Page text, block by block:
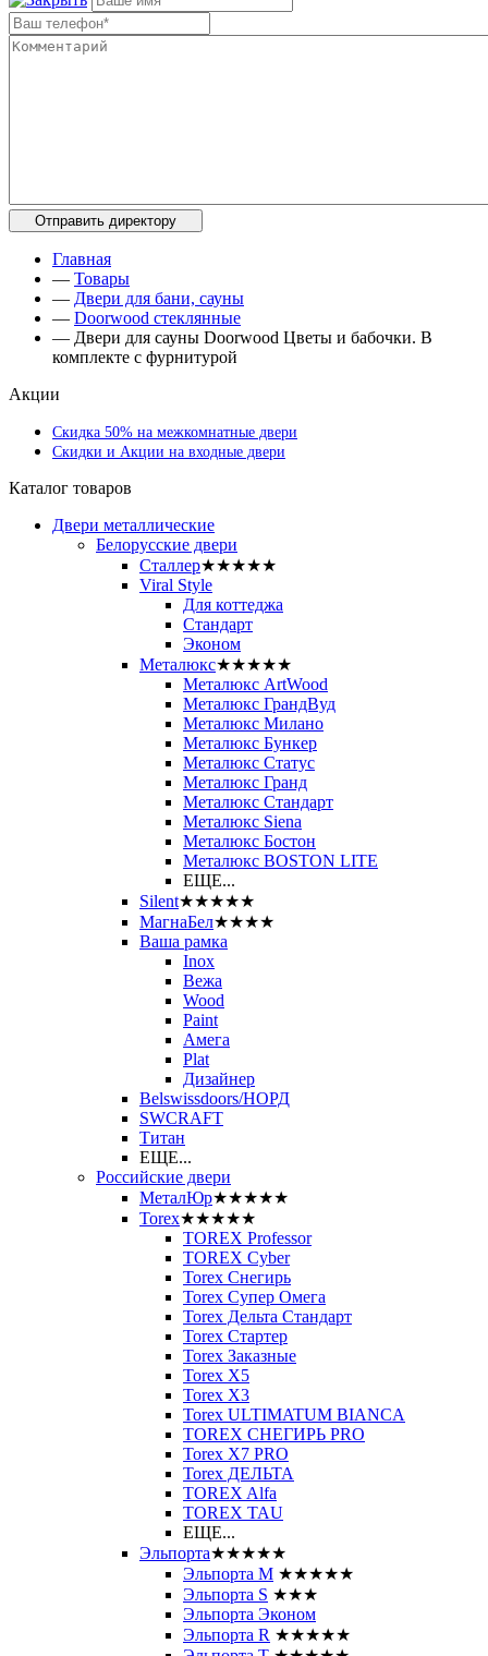
Главная
— Товары
— Двери для бани, сауны
— Doorwood стеклянные
— Двери для сауны Doorwood Цветы и бабочки. В
комплекте с фурнитурой
Акции
Скидка 50% на межкомнатные двери
Скидки и Акции на входные двери
Каталог товаров
Двери металлические
Белорусские двери
Сталлер★★★★★
Viral Style
Для коттеджа
Стандарт
Эконом
Металюкс★★★★★
Металюкс ArtWood
Металюкс ГрандВуд
Металюкс Милано
Металюкс Бункер
Металюкс Статус
Металюкс Гранд
Металюкс Стандарт
Металюкс Siena
Металюкс Бостон
Металюкс BOSTON LITE
ЕЩЕ...
Silent★★★★★
МагнаБел★★★★
Ваша рамка
Inox
Вежа
Wood
Paint
Амега
Plat
Дизайнер
Belswissdoors/НОРД
SWCRAFT
Титан
ЕЩЕ...
Российские двери
МеталЮр★★★★★
Torex★★★★★
TOREX Professor
TOREX Cyber
Torex Снегирь
Torex Супер Омега
Torex Дельта Стандарт
Torex Стартер
Torex Заказные
Torex Х5
Torex Х3
Torex ULTIMATUM BIANCA
TOREX СНЕГИРЬ PRO
Torex X7 PRO
Torex ДЕЛЬТА
TOREX Alfa
TOREX TAU
ЕЩЕ...
Эльпорта★★★★★
Эльпорта M ★★★★★
Эльпорта S ★★★
Эльпорта Эконом
Эльпорта R ★★★★★